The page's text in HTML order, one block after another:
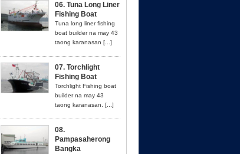
06. Tuna Long Liner
Fishing Boat
Tuna long liner fishing
boat builder na may 43
taong karanasan [...]
07. Torchlight
Fishing Boat
Torchlight Fishing boat
builder na may 43
taong karanasan. [...]
08.
Pampasaherong
Bangka